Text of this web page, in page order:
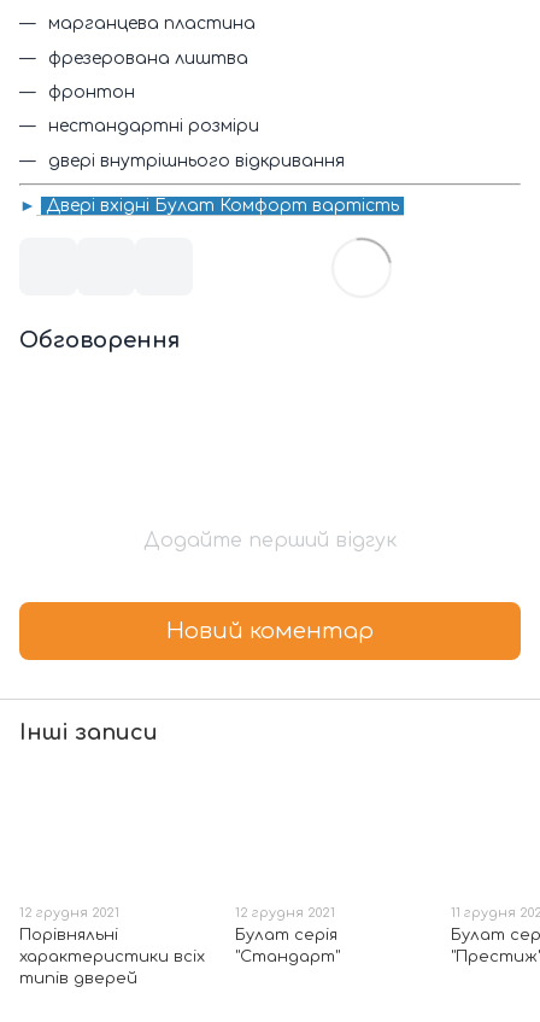
марганцева пластина
фрезерована лиштва
фронтон
нестандартні розміри
двері внутрішнього відкривання
► Двері вхідні Булат Комфорт вартість
Обговорення
Додайте перший відгук
Новий коментар
Інші записи
12 грудня 2021
Порівняльні
характеристики всіх
типів дверей
12 грудня 2021
Булат серія
"Стандарт"
11 грудня
Булат